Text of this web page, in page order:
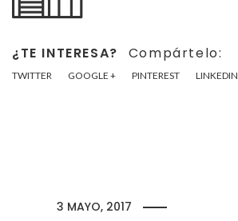
¿TE INTERESA? Compártelo:
TWITTER
GOOGLE + PINTEREST LINKEDIN
3 MAYO, 2017